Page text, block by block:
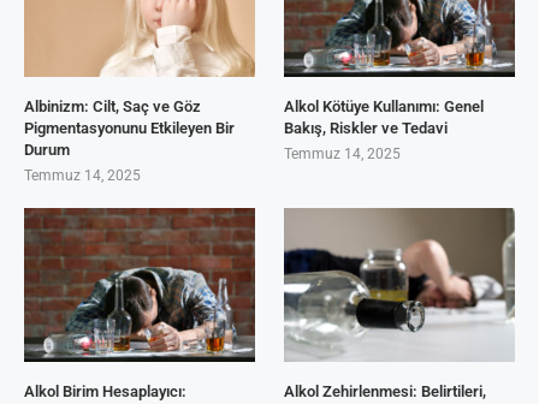
Albinizm: Cilt, Saç ve Göz
Pigmentasyonunu Etkileyen Bir
Durum
Temmuz 14, 2025
Alkol Kötüye Kullanımı: Genel
Bakış, Riskler ve Tedavi
Temmuz 14, 2025
Alkol Birim Hesaplayıcı:
Alkol Zehirlenmesi: Belirtileri,